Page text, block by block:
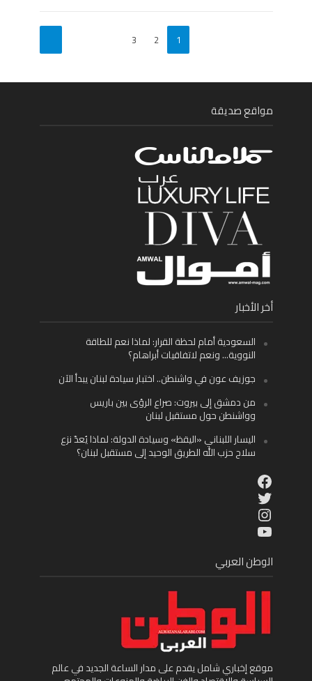
1
2
3
مواقع صديقة
أخر الأخبار
السعودية أمام لحظة القرار: لماذا نعم للطاقة
النووية… ونعم لاتفاقيات أبراهام؟
جوزيف عون في واشنطن.. اختبار سيادة لبنان يبدأ الآن
من دمشق إلى بيروت: صراع الرؤى بين باريس
وواشنطن حول مستقبل لبنان
اليسار اللبناني «اليقظ» وسيادة الدولة: لماذا يُعدّ نزع
سلاح حزب الله الطريق الوحيد إلى مستقبل لبنان؟
Facebook
Twitter
Instagram
YouTube
الوطن العربي
موقع إخباري شامل يقدم على مدار الساعة الجديد في عالم